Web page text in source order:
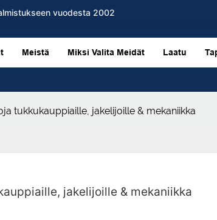
vuodesta 2002
Meistä Miksi Valita Meidät Laatu
tukkukauppiaille, jakelijoille & mekaniikka
jakelijoille & mekaniikka